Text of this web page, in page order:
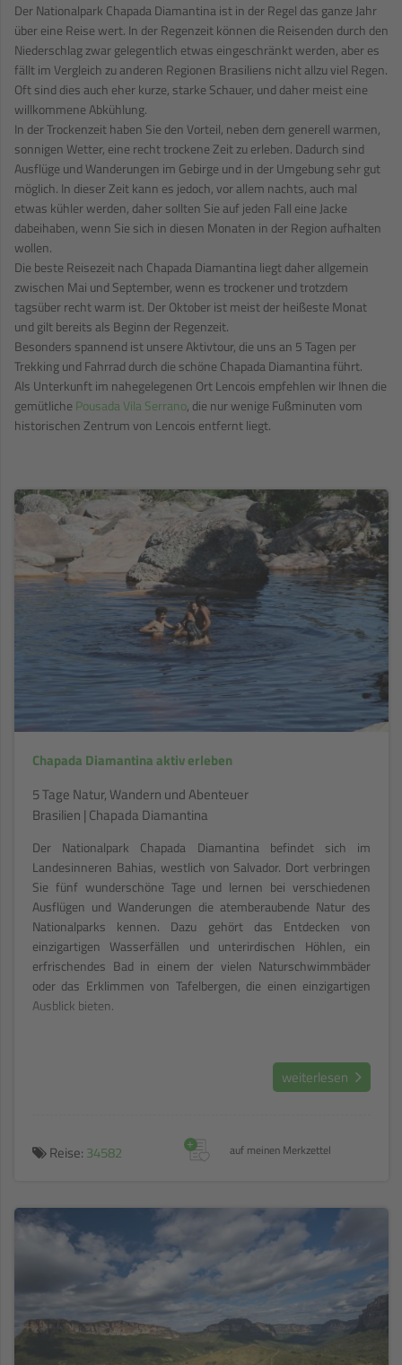
Der Nationalpark Chapada Diamantina ist in der Regel das ganze Jahr
über eine Reise wert. In der Regenzeit können die Reisenden durch den
Niederschlag zwar gelegentlich etwas eingeschränkt werden, aber es
fällt im Vergleich zu anderen Regionen Brasiliens nicht allzu viel Regen.
Oft sind dies auch eher kurze, starke Schauer, und daher meist eine
willkommene Abkühlung.
In der Trockenzeit haben Sie den Vorteil, neben dem generell warmen,
sonnigen Wetter, eine recht trockene Zeit zu erleben. Dadurch sind
Ausflüge und Wanderungen im Gebirge und in der Umgebung sehr gut
möglich. In dieser Zeit kann es jedoch, vor allem nachts, auch mal
etwas kühler werden, daher sollten Sie auf jeden Fall eine Jacke
dabeihaben, wenn Sie sich in diesen Monaten in der Region aufhalten
wollen.
Die beste Reisezeit nach Chapada Diamantina liegt daher allgemein
zwischen Mai und September, wenn es trockener und trotzdem
tagsüber recht warm ist. Der Oktober ist meist der heißeste Monat
und gilt bereits als Beginn der Regenzeit.
Besonders spannend ist unsere Aktivtour, die uns an 5 Tagen per
Trekking und Fahrrad durch die schöne Chapada Diamantina führt.
Als Unterkunft im nahegelegenen Ort Lencois empfehlen wir Ihnen die
gemütliche Pousada Vila Serrano, die nur wenige Fußminuten vom
historischen Zentrum von Lencois entfernt liegt.
Chapada Diamantina aktiv erleben
5 Tage Natur, Wandern und Abenteuer
Brasilien | Chapada Diamantina
Der Nationalpark Chapada Diamantina befindet sich im
Landesinneren Bahias, westlich von Salvador. Dort verbringen
Sie fünf wunderschöne Tage und lernen bei verschiedenen
Ausflügen und Wanderungen die atemberaubende Natur des
Nationalparks kennen. Dazu gehört das Entdecken von
einzigartigen Wasserfällen und unterirdischen Höhlen, ein
erfrischendes Bad in einem der vielen Naturschwimmbäder
oder das Erklimmen von Tafelbergen, die einen einzigartigen
Ausblick bieten.
weiterlesen
Reise: 34582 auf meinen Merkzettel
+